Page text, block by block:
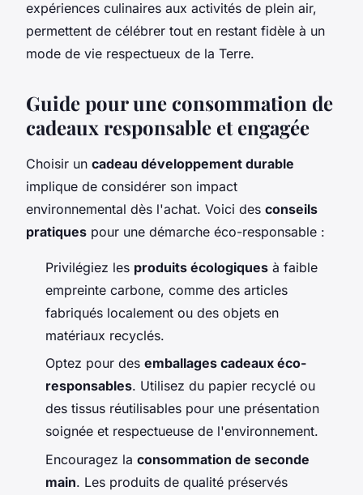
expériences culinaires aux activités de plein air,
permettent de célébrer tout en restant fidèle à un
mode de vie respectueux de la Terre.
Guide pour une consommation de
cadeaux responsable et engagée
Choisir un cadeau développement durable
implique de considérer son impact
environnemental dès l'achat. Voici des conseils
pratiques pour une démarche éco-responsable :
Privilégiez les produits écologiques à faible
empreinte carbone, comme des articles
fabriqués localement ou des objets en
matériaux recyclés.
Optez pour des emballages cadeaux éco-
responsables. Utilisez du papier recyclé ou
des tissus réutilisables pour une présentation
soignée et respectueuse de l'environnement.
Encouragez la consommation de seconde
main. Les produits de qualité préservés